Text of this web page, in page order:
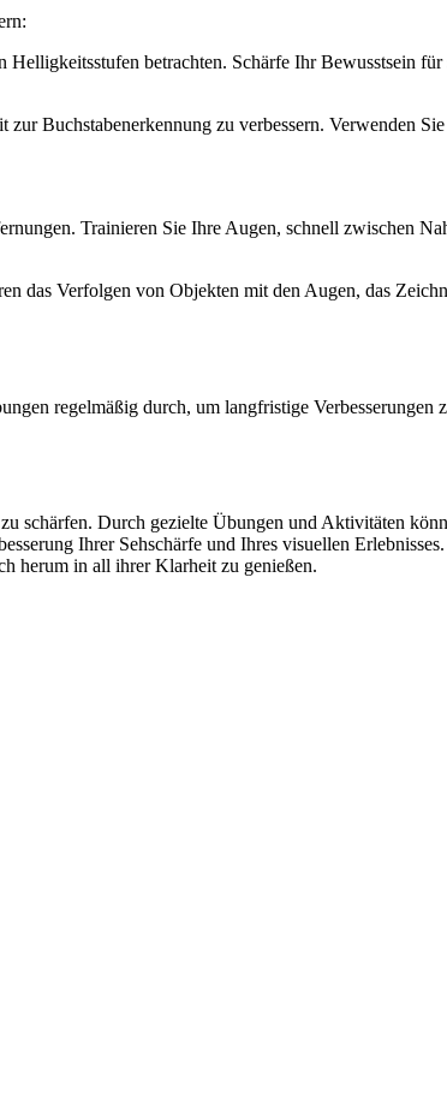
betrachten. Schärfe Ihr Bewusstsein
Buchstabenerkennung zu verbessern. Verwenden
Trainieren Sie Ihre Augen, schnell zwischen
das Verfolgen von Objekten mit den Augen, das
regelmäßig durch, um langfristige Verbesserungen
schärfen. Durch gezielte Übungen und Aktivitäten
Ihrer Sehschärfe und Ihres visuellen
herum in all ihrer Klarheit zu genießen.